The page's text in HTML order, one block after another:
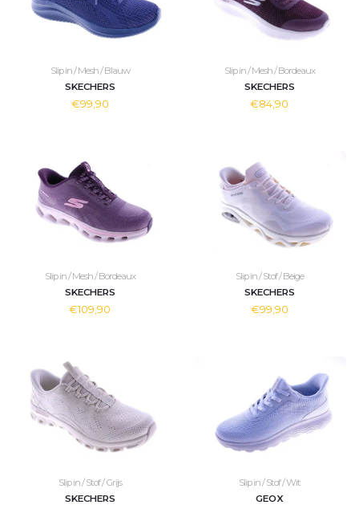
Slip in / Mesh / Blauw
SKECHERS
€99,90
Slip in / Mesh / Bordeaux
SKECHERS
€84,90
Slip in / Mesh / Bordeaux
SKECHERS
€109,90
Slip in / Stof / Beige
SKECHERS
€99,90
Slip in / Stof / Grijs
SKECHERS
Slip in / Stof / Wit
GEOX